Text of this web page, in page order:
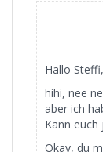
Hallo Steffi,
hihi, nee
aber ich
Kann
Okay, du